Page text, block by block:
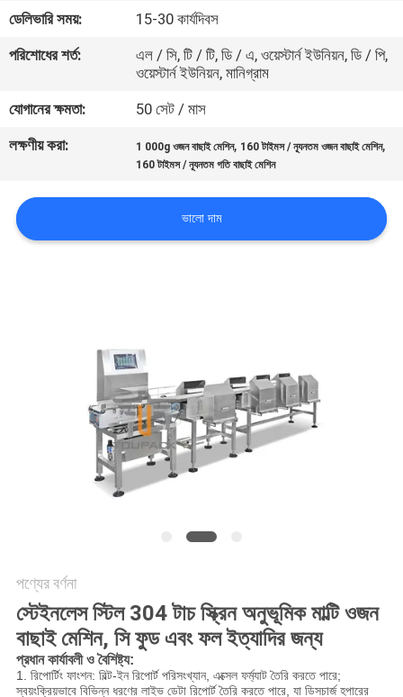
আমাদের
সাথে
করুন
মামলা
SITEMAP
ডেলিভারি সময়:
15-30 কার্যদিবস
পরিশোধের শর্ত:
এল / সি, টি / টি, ডি / এ, ওয়েস্টার্ন ইউনিয়ন, ডি / পি,
ওয়েস্টার্ন ইউনিয়ন, মানিগ্রাম
যোগানের ক্ষমতা:
50 সেট / মাস
লক্ষণীয় করা:
1 000g ওজন বাছাই মেশিন, 160 টাইমস / ন্যূনতম ওজন বাছাই মেশিন,
160 টাইমস / ন্যূনতম গতি বাছাই মেশিন
ভালো দাম
পণ্যের বর্ণনা
স্টেইনলেস স্টিল 304 টাচ স্ক্রিন অনুভূমিক মাল্টি ওজন
বাছাই মেশিন, সি ফুড এবং ফল ইত্যাদির জন্য
প্রধান কার্যাবলী ও বৈশিষ্ট্য:
1. রিপোর্টিং ফাংশন: বিল্ট-ইন রিপোর্ট পরিসংখ্যান, এক্সেল ফর্ম্যাট তৈরি করতে পারে;
স্বয়ংক্রিয়ভাবে বিভিন্ন ধরণের লাইভ ডেটা রিপোর্ট তৈরি করতে পারে, যা ডিসচার্জ হপারের